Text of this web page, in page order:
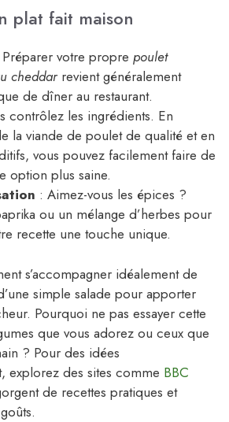
plat fait maison
votre propre poulet
cheddarrevient généralement
de dîner au restaurant.
contrôlez les ingrédients. En
la viande de poulet de qualité et en
vous pouvez facilement faire de
option plus saine.
: Aimez-vous les épices ?
ou un mélange d’herbes pour
recette une touche unique.
s’accompagner idéalement de
simple salade pour apporter
Pourquoi ne pas essayer cette
que vous adorez ou ceux que
? Pour des idées
explorez des sites comme BBC
de recettes pratiques et